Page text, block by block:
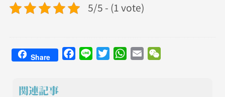
5/5 - (1 vote)
Share Facebook
Line TwitterWhatsApp
Email
関連記事